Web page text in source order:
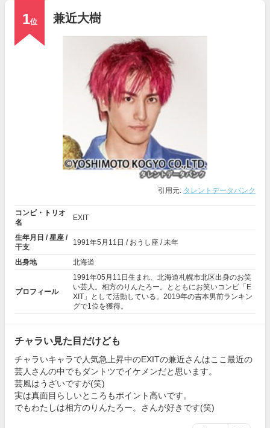
1位 兼近大樹
引用元: タレントデータバンク
コンビ・トリオ
名
EXIT
生年月日 / 星座 /
干支
1991年5月11日 / おうし座 / 未年
出身地 北海道
プロフィール
1991年05月11日生まれ、北海道札幌市北区出身のお笑
い芸人。相方のりんたろー。とともにお笑いコンビ「E
XIT」として活動している。2019年の吉本男前ランキン
グで1位を獲得。
チャラい見た目だけども
チャラいキャラで人気急上昇中のEXITの兼近さんはここ最近の
芸人さんの中でもダントツでイケメンだと思います。
芸風はうざいですが(笑)
実は真面目らしいところもポイント高いです。
でもわたしは相方のりんたろー。さんが好きです(笑)